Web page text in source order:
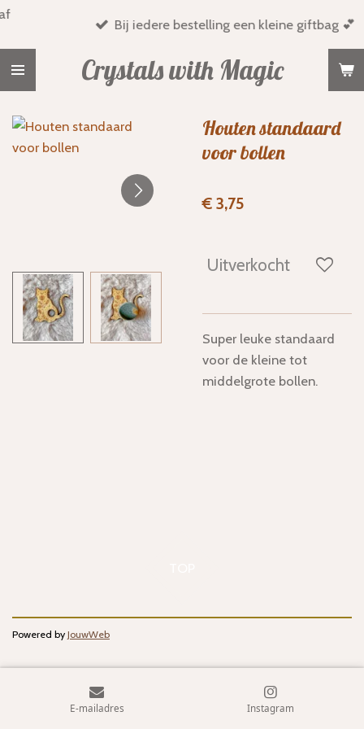
Ga
Crystals with Magic
Bij iedere bestelling een kleine giftbag 💕
Houten standaard
voor bollen
€ 3,75
Uitverkocht
Super leuke standaard
voor de kleine tot
middelgrote bollen.
Powered by JouwWeb
E-mailadres Instagram